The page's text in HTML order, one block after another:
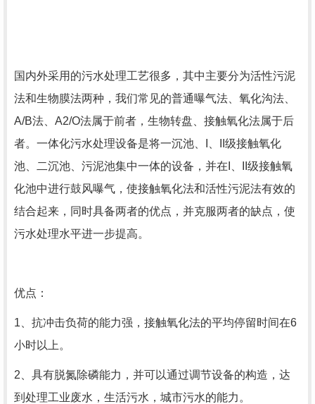
国内外采用的污水处理工艺很多，其中主要分为活性污泥
法和生物膜法两种，我们常见的普通曝气法、氧化沟法、
A/B法、A2/O法属于前者，生物转盘、接触氧化法属于后
者。一体化污水处理设备是将一沉池、I、II级接触氧化
池、二沉池、污泥池集中一体的设备，并在I、II级接触氧
化池中进行鼓风曝气，使接触氧化法和活性污泥法有效的
结合起来，同时具备两者的优点，并克服两者的缺点，使
污水处理水平进一步提高。
优点：
1、抗冲击负荷的能力强，接触氧化法的平均停留时间在6
小时以上。
2、具有脱氮除磷能力，并可以通过调节设备的构造，达
到处理工业废水，生活污水，城市污水的能力。